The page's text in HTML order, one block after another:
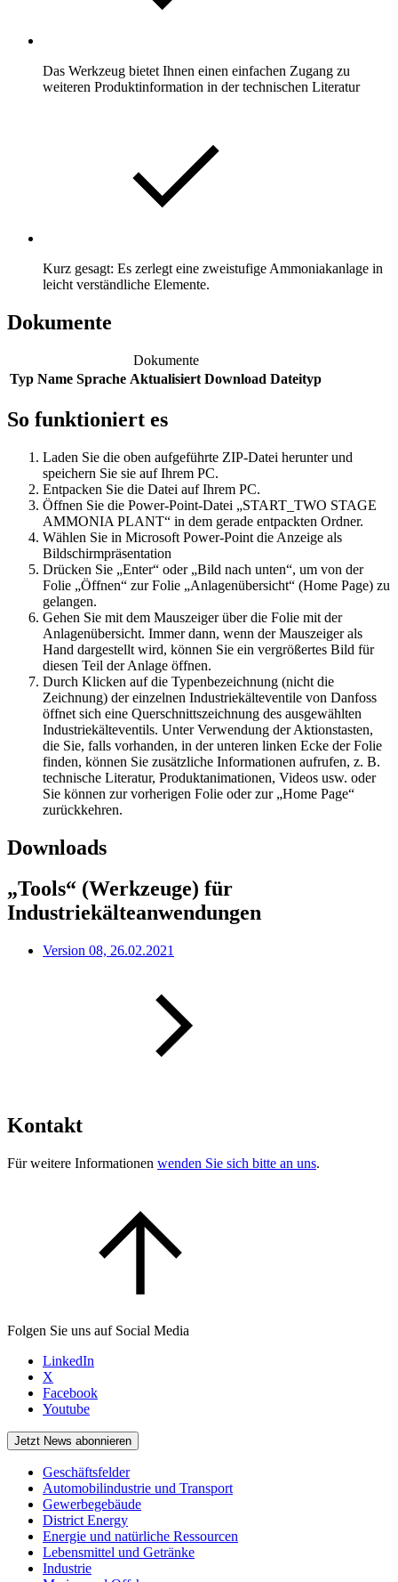
Das Werkzeug bietet Ihnen einen einfachen Zugang zu
weiteren Produktinformation in der technischen Literatur
Kurz gesagt: Es zerlegt eine zweistufige Ammoniakanlage in
leicht verständliche Elemente.
Dokumente
Dokumente
Typ Name Sprache Aktualisiert Download Dateityp
So funktioniert es
Laden Sie die oben aufgeführte ZIP-Datei herunter und
speichern Sie sie auf Ihrem PC.
Entpacken Sie die Datei auf Ihrem PC.
Öffnen Sie die Power-Point-Datei „START_TWO STAGE
AMMONIA PLANT“ in dem gerade entpackten Ordner.
Wählen Sie in Microsoft Power-Point die Anzeige als
Bildschirmpräsentation
Drücken Sie „Enter“ oder „Bild nach unten“, um von der
Folie „Öffnen“ zur Folie „Anlagenübersicht“ (Home Page) zu
gelangen.
Gehen Sie mit dem Mauszeiger über die Folie mit der
Anlagenübersicht. Immer dann, wenn der Mauszeiger als
Hand dargestellt wird, können Sie ein vergrößertes Bild für
diesen Teil der Anlage öffnen.
Durch Klicken auf die Typenbezeichnung (nicht die
Zeichnung) der einzelnen Industriekälteventile von Danfoss
öffnet sich eine Querschnittszeichnung des ausgewählten
Industriekälteventils. Unter Verwendung der Aktionstasten,
die Sie, falls vorhanden, in der unteren linken Ecke der Folie
finden, können Sie zusätzliche Informationen aufrufen, z. B.
technische Literatur, Produktanimationen, Videos usw. oder
Sie können zur vorherigen Folie oder zur „Home Page“
zurückkehren.
Downloads
„Tools“ (Werkzeuge) für
Industriekälteanwendungen
Version 08, 26.02.2021
Kontakt
Für weitere Informationen wenden Sie sich bitte an uns.
Folgen Sie uns auf Social Media
LinkedIn
X
Facebook
Youtube
Jetzt News abonnieren
Geschäftsfelder
Automobilindustrie und Transport
Gewerbegebäude
District Energy
Energie und natürliche Ressourcen
Lebensmittel und Getränke
Industrie